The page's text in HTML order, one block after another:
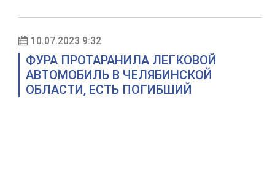
10.07.2023 9:32
ФУРА ПРОТАРАНИЛА ЛЕГКОВОЙ
АВТОМОБИЛЬ В ЧЕЛЯБИНСКОЙ
ОБЛАСТИ, ЕСТЬ ПОГИБШИЙ